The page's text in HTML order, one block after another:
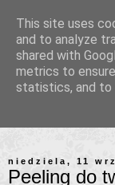
niedziela, 11
Peeling do
This site uses
and to analyze
shared with
metrics to
statistics, and to